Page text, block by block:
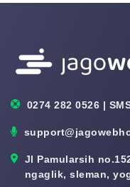
0274 282 0526 |
Jl Pamularsih
ngaglik, sleman,